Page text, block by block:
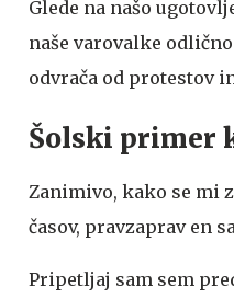
Glede na našo
naše varovalke
odvrača od protestov
Šolski primer
Zanimivo, kako se mi
časov, pravzaprav en
Pripetljaj sam sem